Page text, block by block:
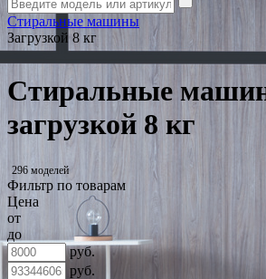
Стиральные машины
Загрузкой 8 кг
Стиральные
загрузкой 8 кг
296 моделей
Фильтр по товарам
Цена
от
до
руб.
руб.